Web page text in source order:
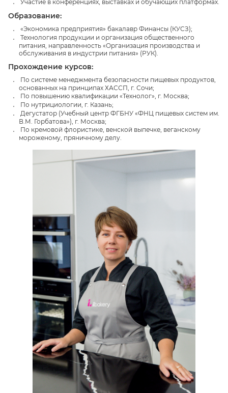
Участие в конференциях, выставках и обучающих платформах.
Образование:
«Экономика предприятия» бакалавр Финансы (КУСЗ);
Технология продукции и организация общественного
питания, направленность «Организация производства и
обслуживания в индустрии питания» (РУК).
Прохождение курсов:
По системе менеджмента безопасности пищевых продуктов,
основанных на принципах ХАССП, г. Сочи;
По повышению квалификации «Технолог», г. Москва;
По нутрициологии, г. Казань;
Дегустатор (Учебный центр ФГБНУ «ФНЦ пищевых систем им.
В.М. Горбатова»), г. Москва;
По кремовой флористике, венской выпечке, веганскому
мороженому, пряничному делу.